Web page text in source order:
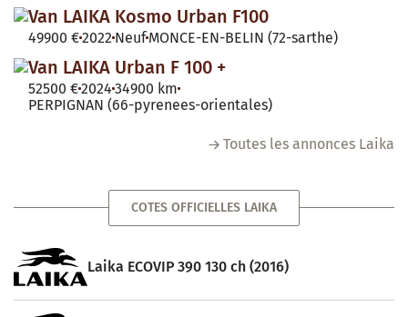
Van LAIKA Kosmo Urban F100
49900 €2022 Neuf MONCE-EN-BELIN (72-sarthe)
Van LAIKA Urban F 100 +
52500 €2024 34900 km
PERPIGNAN (66-pyrenees-orientales)
Toutes les annonces Laika
COTES OFFICIELLES LAIKA
Laika ECOVIP 390 130 ch (2016)